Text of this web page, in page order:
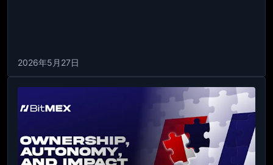
2026年5月27日